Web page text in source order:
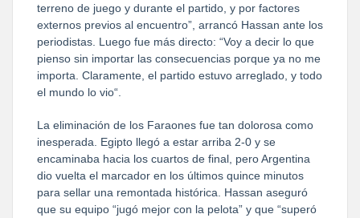
terreno de juego y durante el partido, y por factores
externos previos al encuentro”, arrancó Hassan ante los
periodistas. Luego fue más directo: “Voy a decir lo que
pienso sin importar las consecuencias porque ya no me
importa. Claramente, el partido estuvo arreglado, y todo
el mundo lo vio“.
La eliminación de los Faraones fue tan dolorosa como
inesperada. Egipto llegó a estar arriba 2-0 y se
encaminaba hacia los cuartos de final, pero Argentina
dio vuelta el marcador en los últimos quince minutos
para sellar una remontada histórica. Hassan aseguró
que su equipo “jugó mejor con la pelota” y que “superó